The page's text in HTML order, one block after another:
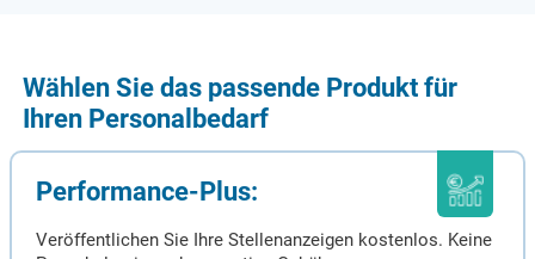
Wählen Sie das passende Produkt für
Ihren Personalbedarf
Performance-Plus:
Veröffentlichen Sie Ihre Stellenanzeigen kostenlos. Keine